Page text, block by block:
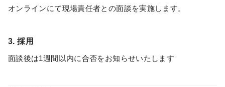
オンラインにて現場責任者との面談を実施します。
3. 採用
面談後は1週間以内に合否をお知らせいたします